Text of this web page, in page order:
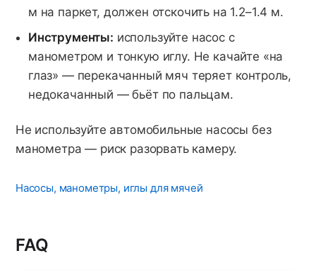
м на паркет, должен отскочить на 1.2–1.4 м.
Инструменты: используйте насос с
манометром и тонкую иглу. Не качайте «на
глаз» — перекачанный мяч теряет контроль,
недокачанный — бьёт по пальцам.
Не используйте автомобильные насосы без
манометра — риск разорвать камеру.
Насосы, манометры, иглы для мячей
FAQ